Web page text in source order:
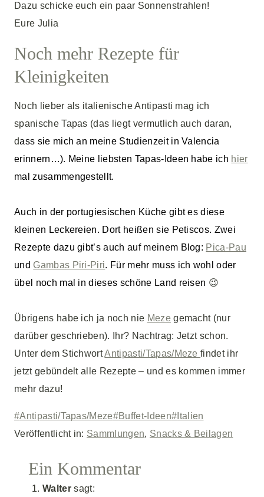
Dazu schicke euch ein paar Sonnenstrahlen!
Eure Julia
Noch mehr Rezepte für
Kleinigkeiten
Noch lieber als italienische Antipasti mag ich
spanische Tapas (das liegt vermutlich auch daran,
dass sie mich an meine Studienzeit in Valencia
erinnern…). Meine liebsten Tapas-Ideen habe ich hier
mal zusammengestellt.
Auch in der portugiesischen Küche gibt es diese
kleinen Leckereien. Dort heißen sie Petiscos. Zwei
Rezepte dazu gibt’s auch auf meinem Blog: Pica-Pau
und Gambas Piri-Piri. Für mehr muss ich wohl oder
übel noch mal in dieses schöne Land reisen 😉
Übrigens habe ich ja noch nie Mezegemacht (nur
darüber geschrieben). Ihr? Nachtrag: Jetzt schon.
Unter dem StichwortAntipasti/Tapas/Mezefindet ihr
jetzt gebündelt alle Rezepte – und es kommen immer
mehr dazu!
Schlagworte:
#Antipasti/Tapas/Meze#Buffet-Ideen# Italien
Veröffentlicht in: Sammlungen, Snacks & Beilagen
Ein Kommentar
Walter sagt: